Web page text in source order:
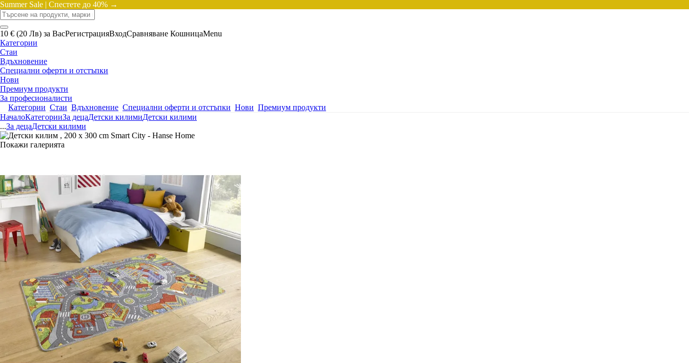
Summer Sale | Спестете до 40% →
10 € (20 Лв) за ВасРегистрацияВходСравняване КошницаMenu
Категории
Стаи
Вдъхновение
Специални оферти и отстъпки
Нови
Премиум продукти
За професионалисти
Категории Стаи Вдъхновение Специални оферти и отстъпки Нови Премиум продукти
НачалоКатегорииЗа децаДетски килимиДетски килими
...За децаДетски килими
Покажи галерията